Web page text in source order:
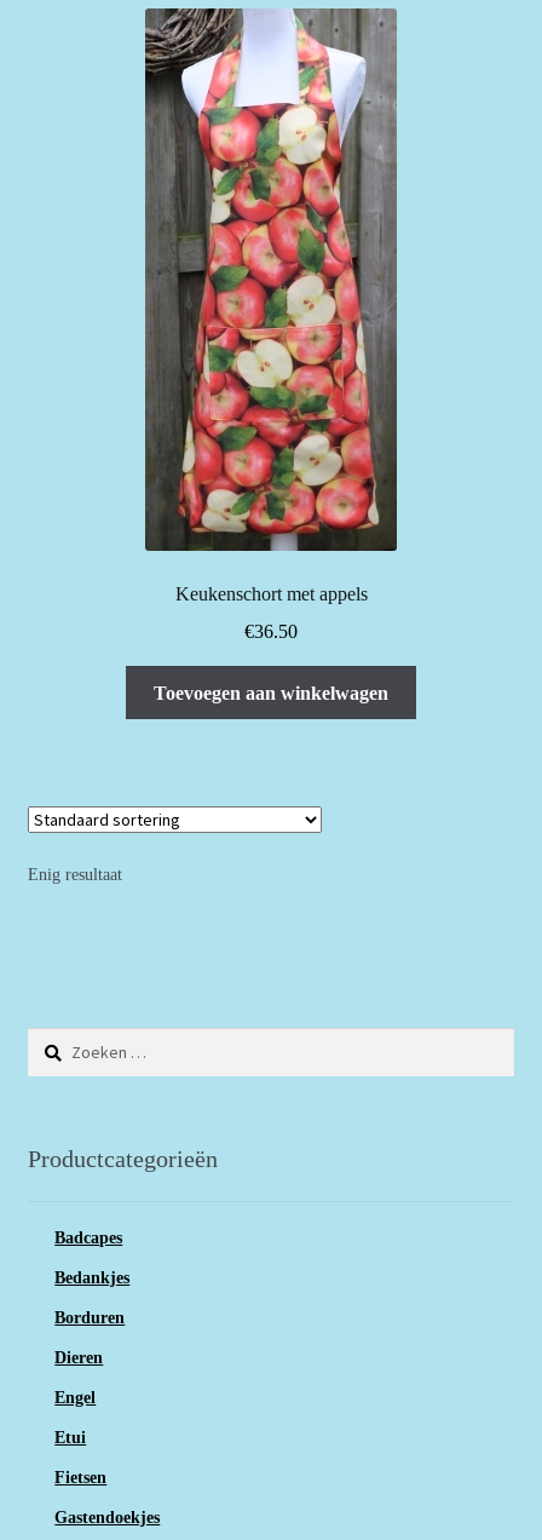
Keukenschort met appels
€36.50
Toevoegen aan winkelwagen
Enig resultaat
Zoeken
naar:
Productcategorieën
Badcapes
Bedankjes
Borduren
Dieren
Engel
Etui
Fietsen
Gastendoekjes